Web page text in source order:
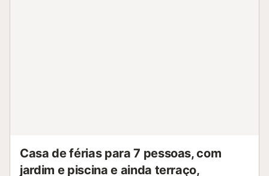
Casa de férias para 7 pessoas, com
jardim e piscina e ainda terraço,